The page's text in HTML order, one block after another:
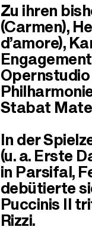
Zu ihren
(Carmen),
d’amore),
Stabat
In der
(u. a. Erste
in Parsifal,
debütierte
Puccinis Il
Rizzi.